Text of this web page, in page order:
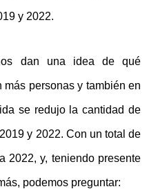
y 2022.
dan una idea de qué
personas y también en
se redujo la cantidad de
y 2022. Con un total de
2022, y, teniendo presente
podemos preguntar: